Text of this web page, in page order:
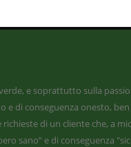
e soprattutto sulla
e di conseguenza onesto,
di un cliente che, a
sano” e di conseguenza